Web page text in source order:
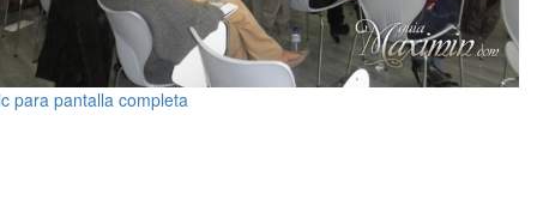
para pantalla completa